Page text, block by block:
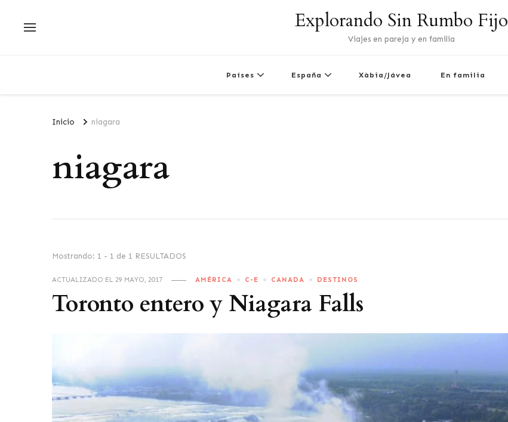
Explorando Sin Rumbo Fijo
Viajes en pareja y en familia
Países España Xàbia/Jávea En familia
Inicio niagara
niagara
Mostrando: 1 - 1 de 1 RESULTADOS
ACTUALIZADO EL 29 MAYO, 2017 AMÉRICA C-E CANADA DESTINOS
Toronto entero y Niagara Falls